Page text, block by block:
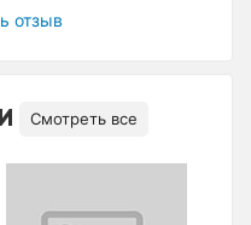
отзыв
Смотреть все